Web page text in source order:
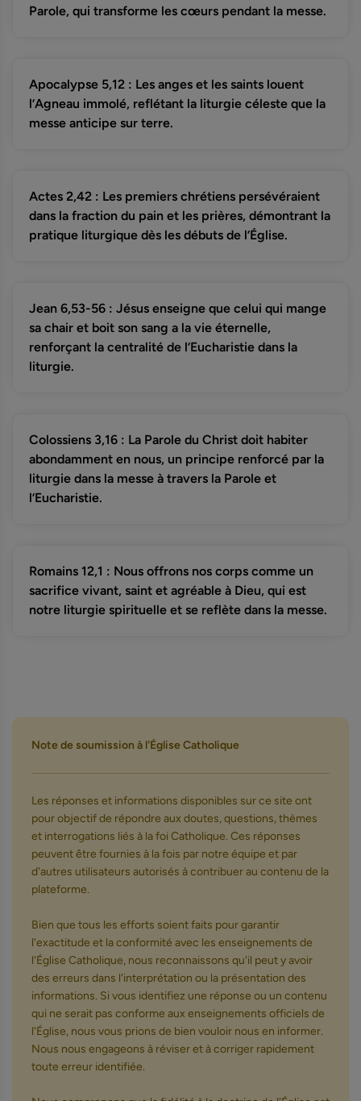
Parole, qui transforme les cœurs pendant la messe.
Apocalypse 5,12 : Les anges et les saints louent
l’Agneau immolé, reflétant la liturgie céleste que la
messe anticipe sur terre.
Actes 2,42 : Les premiers chrétiens persévéraient
dans la fraction du pain et les prières, démontrant la
pratique liturgique dès les débuts de l’Église.
Jean 6,53-56 : Jésus enseigne que celui qui mange
sa chair et boit son sang a la vie éternelle,
renforçant la centralité de l’Eucharistie dans la
liturgie.
Colossiens 3,16 : La Parole du Christ doit habiter
abondamment en nous, un principe renforcé par la
liturgie dans la messe à travers la Parole et
l’Eucharistie.
Romains 12,1 : Nous offrons nos corps comme un
sacrifice vivant, saint et agréable à Dieu, qui est
notre liturgie spirituelle et se reflète dans la messe.
Note de soumission à l'Église Catholique
Les réponses et informations disponibles sur ce site ont
pour objectif de répondre aux doutes, questions, thèmes
et interrogations liés à la foi Catholique. Ces réponses
peuvent être fournies à la fois par notre équipe et par
d'autres utilisateurs autorisés à contribuer au contenu de la
plateforme.
Bien que tous les efforts soient faits pour garantir
l'exactitude et la conformité avec les enseignements de
l'Église Catholique, nous reconnaissons qu'il peut y avoir
des erreurs dans l'interprétation ou la présentation des
informations. Si vous identifiez une réponse ou un contenu
qui ne serait pas conforme aux enseignements officiels de
l'Église, nous vous prions de bien vouloir nous en informer.
Nous nous engageons à réviser et à corriger rapidement
toute erreur identifiée.